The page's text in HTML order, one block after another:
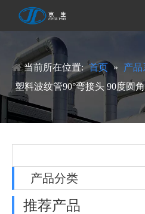
当前所在位置: 首页 » 产品
塑料波纹管90°弯接头 90度圆
产品分类
推荐产品